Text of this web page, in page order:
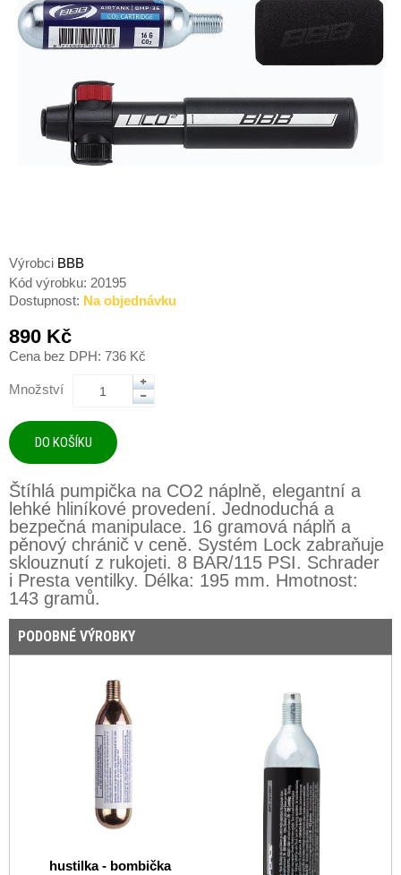
Výrobci BBB
Kód výrobku: 20195
Dostupnost: Na objednávku
890 Kč
Cena bez DPH: 736 Kč
Množství
Štíhlá pumpička na CO2 náplně, elegantní a
lehké hliníkové provedení. Jednoduchá a
bezpečná manipulace. 16 gramová náplň a
pěnový chránič v ceně. Systém Lock zabraňuje
sklouznutí z rukojeti. 8 BAR/115 PSI. Schrader
i Presta ventilky. Délka: 195 mm. Hmotnost:
143 gramů.
PODOBNÉ VÝROBKY
hustilka - bombička